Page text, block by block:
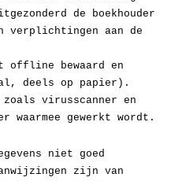
de boekhouder
verplichtingen aan de
offline bewaard en
deels op papier).
virusscanner en
waarmee gewerkt wordt.
niet goed
zijn van